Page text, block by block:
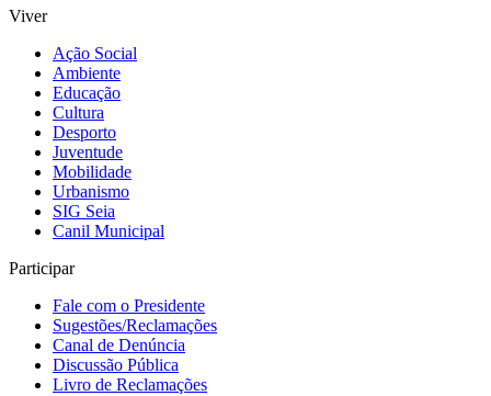
Viver
Ação Social
Ambiente
Educação
Cultura
Desporto
Juventude
Mobilidade
Urbanismo
SIG Seia
Canil Municipal
Participar
Fale com o Presidente
Sugestões/Reclamações
Canal de Denúncia
Discussão Pública
Livro de Reclamações